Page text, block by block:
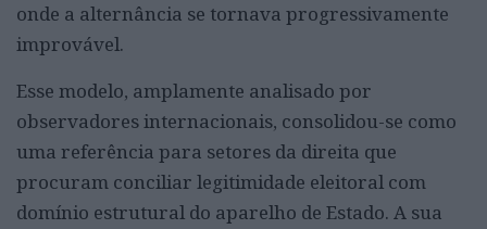
onde a alternância se tornava progressivamente
improvável.
Esse modelo, amplamente analisado por
observadores internacionais, consolidou-se como
uma referência para setores da direita que
procuram conciliar legitimidade eleitoral com
domínio estrutural do aparelho de Estado. A sua